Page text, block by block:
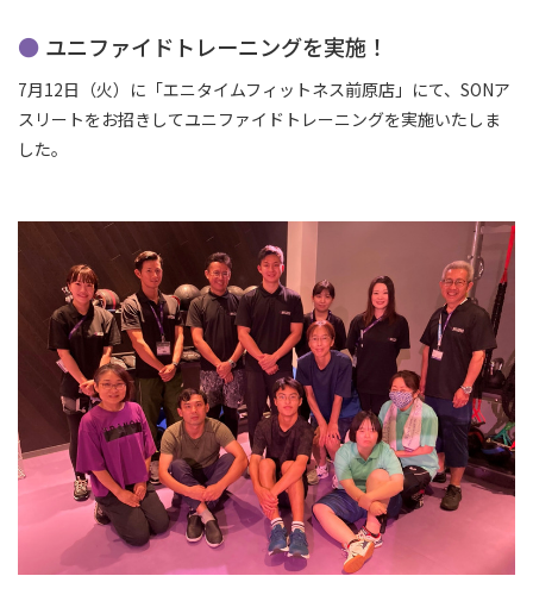
ユニファイドトレーニングを実施！
7月12日（火）に「エニタイムフィットネス前原店」にて、SONア
スリートをお招きしてユニファイドトレーニングを実施いたしま
した。